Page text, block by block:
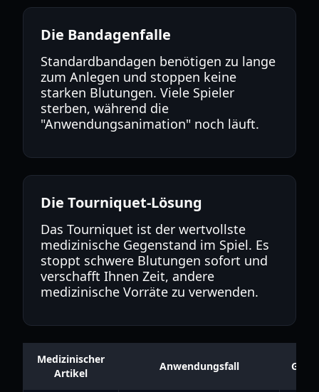
Die Bandagenfalle
Standardbandagen benötigen zu lange
zum Anlegen und stoppen keine
starken Blutungen. Viele Spieler
sterben, während die
"Anwendungsanimation" noch läuft.
Die Tourniquet-Lösung
Das Tourniquet ist der wertvollste
medizinische Gegenstand im Spiel. Es
stoppt schwere Blutungen sofort und
verschafft Ihnen Zeit, andere
medizinische Vorräte zu verwenden.
Medizinischer
Artikel
Anwendungsfall